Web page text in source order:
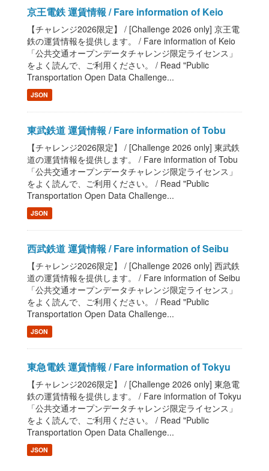
京王電鉄 運賃情報 / Fare information of Keio
【チャレンジ2026限定】 / [Challenge 2026 only] 京王電
鉄の運賃情報を提供します。 / Fare information of Keio
「公共交通オープンデータチャレンジ限定ライセンス」
をよく読んで、ご利用ください。 / Read "Public
Transportation Open Data Challenge...
JSON
東武鉄道 運賃情報 / Fare information of Tobu
【チャレンジ2026限定】 / [Challenge 2026 only] 東武鉄
道の運賃情報を提供します。 / Fare information of Tobu
「公共交通オープンデータチャレンジ限定ライセンス」
をよく読んで、ご利用ください。 / Read "Public
Transportation Open Data Challenge...
JSON
西武鉄道 運賃情報 / Fare information of Seibu
【チャレンジ2026限定】 / [Challenge 2026 only] 西武鉄
道の運賃情報を提供します。 / Fare information of Seibu
「公共交通オープンデータチャレンジ限定ライセンス」
をよく読んで、ご利用ください。 / Read "Public
Transportation Open Data Challenge...
JSON
東急電鉄 運賃情報 / Fare information of Tokyu
【チャレンジ2026限定】 / [Challenge 2026 only] 東急電
鉄の運賃情報を提供します。 / Fare information of Tokyu
「公共交通オープンデータチャレンジ限定ライセンス」
をよく読んで、ご利用ください。 / Read "Public
Transportation Open Data Challenge...
JSON